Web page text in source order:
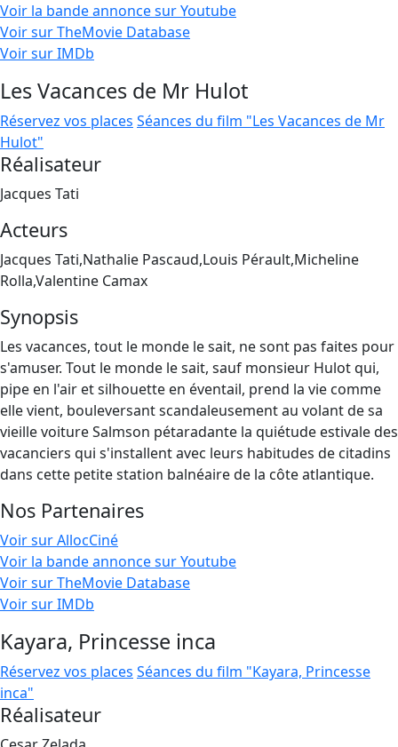
Voir la bande annonce sur Youtube
Voir sur TheMovie Database
Voir sur IMDb
Les Vacances de Mr Hulot
Réservez vos places Séances du film "Les Vacances de Mr
Hulot"
Réalisateur
Jacques Tati
Acteurs
Jacques Tati,Nathalie Pascaud,Louis Pérault,Micheline
Rolla,Valentine Camax
Synopsis
Les vacances, tout le monde le sait, ne sont pas faites pour
s'amuser. Tout le monde le sait, sauf monsieur Hulot qui,
pipe en l'air et silhouette en éventail, prend la vie comme
elle vient, bouleversant scandaleusement au volant de sa
vieille voiture Salmson pétaradante la quiétude estivale des
vacanciers qui s'installent avec leurs habitudes de citadins
dans cette petite station balnéaire de la côte atlantique.
Nos Partenaires
Voir sur AllocCiné
Voir la bande annonce sur Youtube
Voir sur TheMovie Database
Voir sur IMDb
Kayara, Princesse inca
Réservez vos places Séances du film "Kayara, Princesse
inca"
Réalisateur